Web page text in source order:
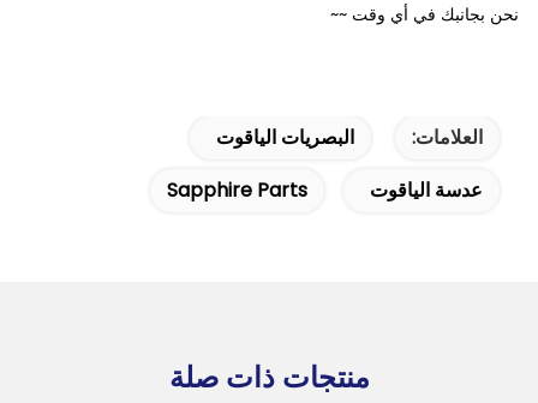
نحن بجانبك في أي وقت ~~
العلامات:
البصريات الياقوت
عدسة الياقوت
Sapphire Parts
منتجات ذات صلة